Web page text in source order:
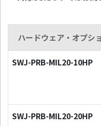
ハードウェア・オプシ
SWJ-PRB-MIL20-10HP
SWJ-PRB-MIL20-20HP